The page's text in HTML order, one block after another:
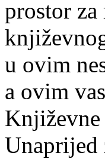
prostor za
u ovim
a ovim
Unaprijed